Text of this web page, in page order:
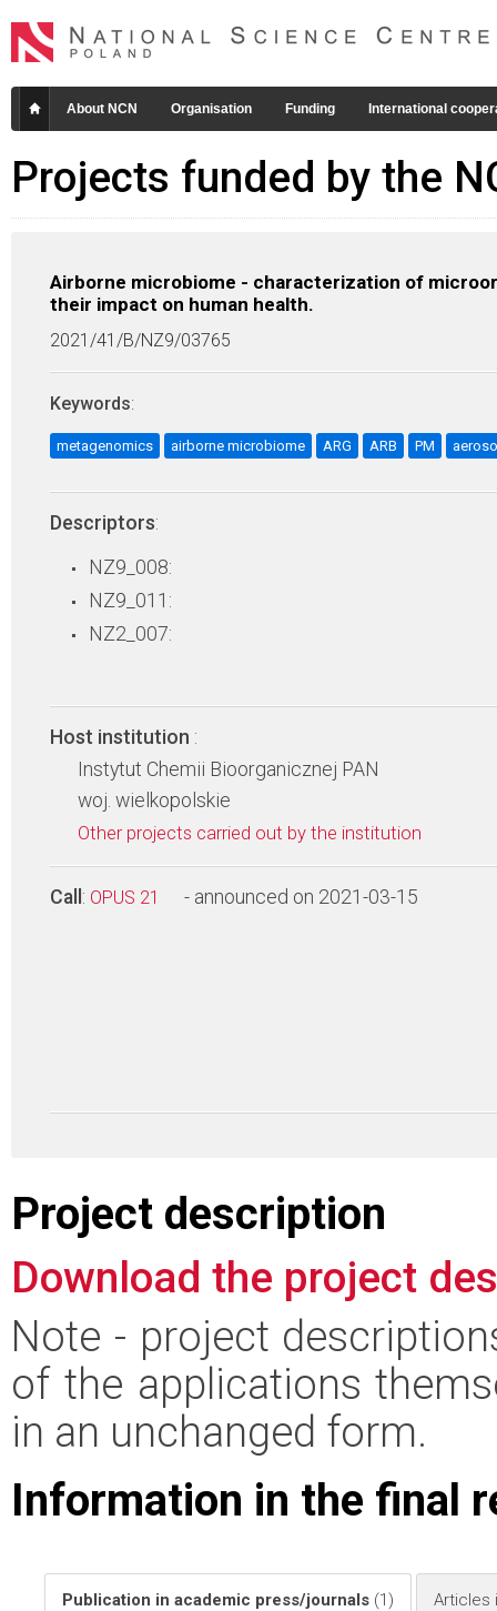
About NCN Organisation Funding International
Projects funded by the
Airborne microbiome - characterization of
their impact on human health.
2021/41/B/NZ9/03765
Keywords:
metagenomics airborne microbiome ARG ARB PM
Descriptors:
NZ9_008:
NZ9_011:
NZ2_007:
Host institution :
Instytut Chemii Bioorganicznej PAN
woj. wielkopolskie
Other projects carried out by the institution
Call : OPUS 21 - announced on 2021-03-15
Project description
Download the project
Note - project
of the applications
in an unchanged form.
Information in the final
Publication in academic press/journals (1) Articles